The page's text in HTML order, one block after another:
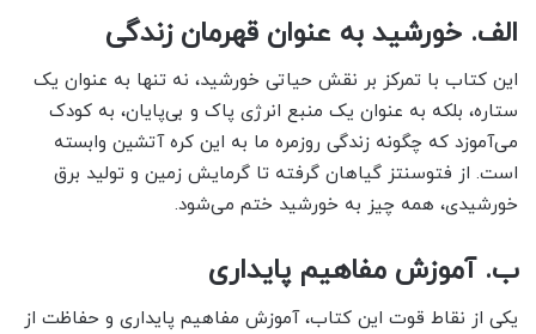
الف. خورشید به عنوان قهرمان زندگی
این کتاب با تمرکز بر نقش حیاتی خورشید، نه تنها به عنوان یک
ستاره، بلکه به عنوان یک منبع انرژی پاک و بی‌پایان، به کودک
می‌آموزد که چگونه زندگی روزمره ما به این کره آتشین وابسته
است. از فتوسنتز گیاهان گرفته تا گرمایش زمین و تولید برق
خورشیدی، همه چیز به خورشید ختم می‌شود.
ب. آموزش مفاهیم پایداری
یکی از نقاط قوت این کتاب، آموزش مفاهیم پایداری و حفاظت از